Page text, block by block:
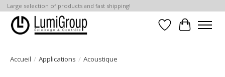
Large selection of products and fast shipping!
Liste dePanier
Accueil / Applications / Acoustique